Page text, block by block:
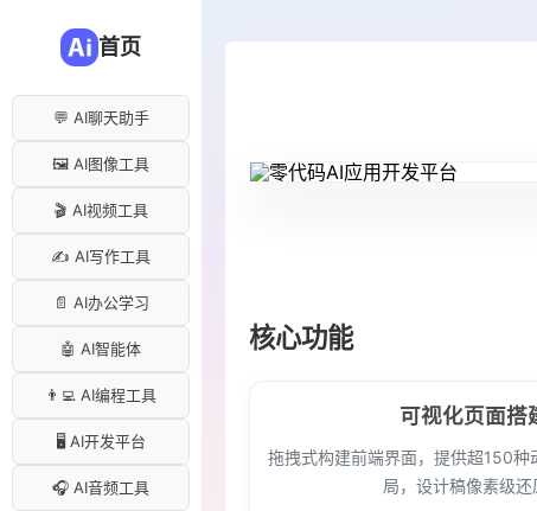
首页
💬 AI聊天助手
🖼️ AI图像工具
🎬 AI视频工具
✍️ AI写作工具
📄 AI办公学习
🤖 AI智能体
👨‍💻 AI编程工具
🖥️ AI开发平台
🎧 AI音频工具
核心功能
可视化页面搭
拖拽式构建前端界面，提供超150种
局，设计稿像素级还